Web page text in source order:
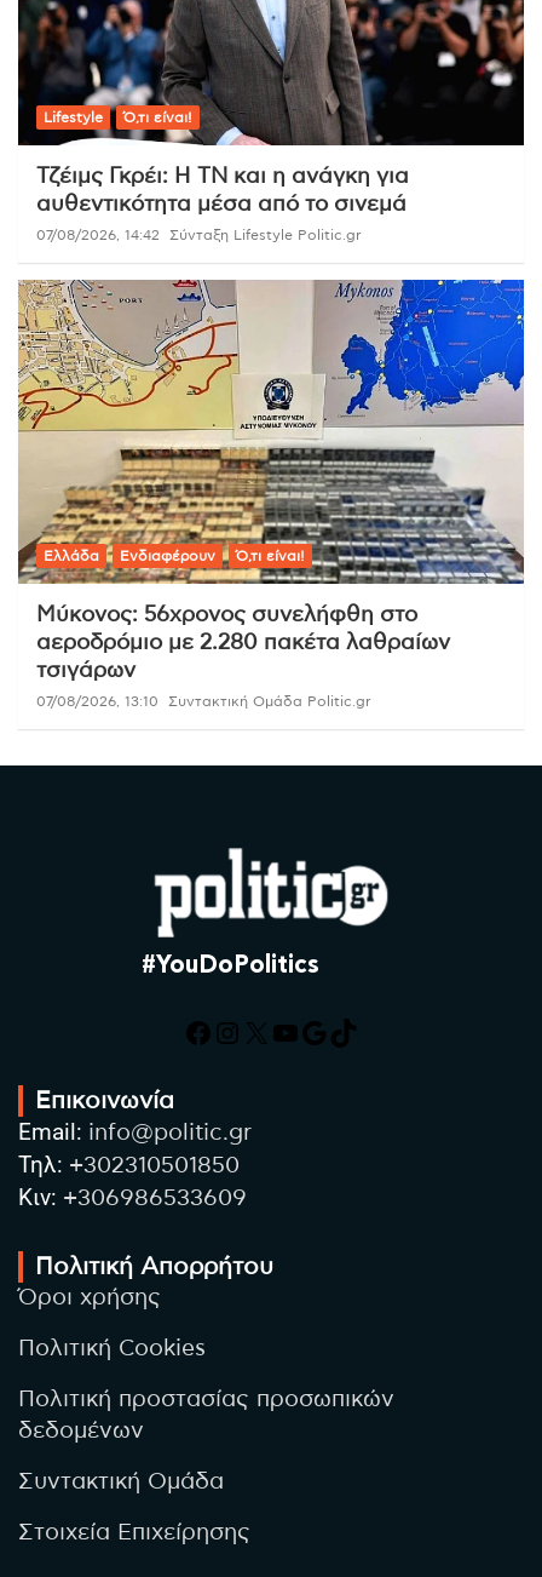
Lifestyle Ό,τι είναι!
Τζέιμς Γκρέι: Η ΤΝ και η ανάγκη για
αυθεντικότητα μέσα από το σινεμά
07/08/2026, 14:42 Σύνταξη Lifestyle Politic.gr
Ελλάδα Ενδιαφέρουν Ό,τι είναι!
Μύκονος: 56χρονος συνελήφθη στο
αεροδρόμιο με 2.280 πακέτα λαθραίων
τσιγάρων
07/08/2026, 13:10 Συντακτική Ομάδα Politic.gr
#YouDoPolitics
Facebook
Instagram
X YouTube
Google
TikTok
Επικοινωνία
Email: info@politic.gr
Τηλ: +302310501850
Κιν: +306986533609
Πολιτική Απορρήτου
Όροι χρήσης
Πολιτική Cookies
Πολιτική προστασίας προσωπικών
δεδομένων
Συντακτική Ομάδα
Στοιχεία Επιχείρησης